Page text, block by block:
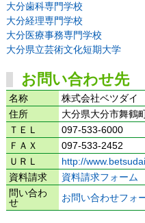
大分歯科専門学校
大分経理専門学校
大分医療事務専門学校
大分県立芸術文化短期大学
お問い合わせ先
名称
株式会社ベツダイ
住所
大分県大分市舞鶴
ＴＥＬ
097-533-6000
ＦＡＸ
097-533-2452
ＵＲＬ
http://
資料請求
資料請求フォーム
問い合わ
せ
お問い合わせフォ